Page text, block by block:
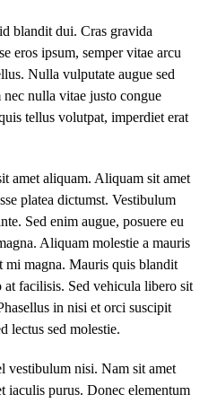
blandit dui. Cras gravida
eros ipsum, semper vitae arcu
Nulla vulputate augue sed
nulla vitae justo congue
tellus volutpat, imperdiet erat
amet aliquam. Aliquam sit amet
platea dictumst. Vestibulum
Sed enim augue, posuere eu
Aliquam molestie a mauris
magna. Mauris quis blandit
at facilisis. Sed vehicula libero sit
in nisi et orci suscipit
lectus sed molestie.
vestibulum nisi. Nam sit amet
iaculis purus. Donec elementum